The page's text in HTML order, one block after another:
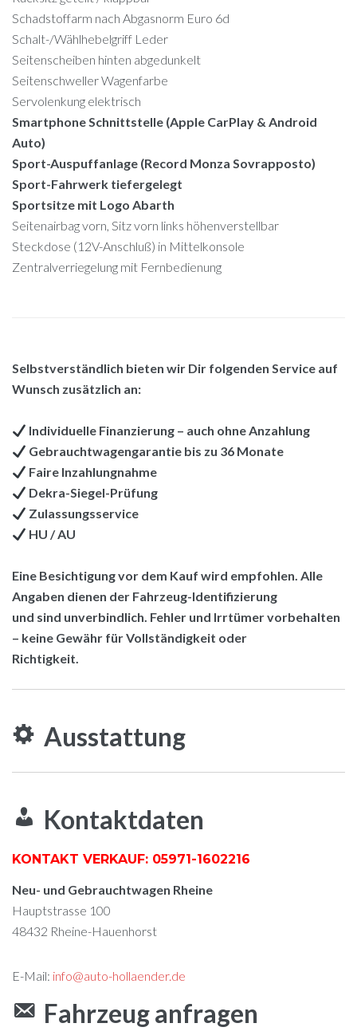
Schadstoffarm nach Abgasnorm Euro 6d
Schalt-/Wählhebelgriff Leder
Seitenscheiben hinten abgedunkelt
Seitenschweller Wagenfarbe
Servolenkung elektrisch
Smartphone Schnittstelle (Apple CarPlay & Android
Auto)
Sport-Auspuffanlage (Record Monza Sovrapposto)
Sport-Fahrwerk tiefergelegt
Sportsitze mit Logo Abarth
Seitenairbag vorn, Sitz vorn links höhenverstellbar
Steckdose (12V-Anschluß) in Mittelkonsole
Zentralverriegelung mit Fernbedienung
Selbstverständlich bieten wir Dir folgenden Service auf
Wunsch zusätzlich an:
Individuelle Finanzierung – auch ohne Anzahlung
Gebrauchtwagengarantie bis zu 36 Monate
Faire Inzahlungnahme
Dekra-Siegel-Prüfung
Zulassungsservice
HU / AU
Eine Besichtigung vor dem Kauf wird empfohlen. Alle
Angaben dienen der Fahrzeug-Identifizierung
und sind unverbindlich. Fehler und Irrtümer vorbehalten
– keine Gewähr für Vollständigkeit oder
Richtigkeit.
Ausstattung
Kontaktdaten
KONTAKT VERKAUF: 05971-1602216
Neu- und Gebrauchtwagen Rheine
Hauptstrasse 100
48432 Rheine-Hauenhorst
E-Mail: info@auto-hollaender.de
Fahrzeug anfragen